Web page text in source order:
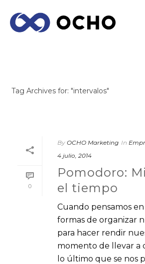
Tag Archives for: "intervalos"
0
By OCHO Marketing In
4 julio, 2014
Pomodoro:
el tiempo
Cuando pensamos
formas de organizar
para hacer rendir
momento de llevar a
lo último que se nos